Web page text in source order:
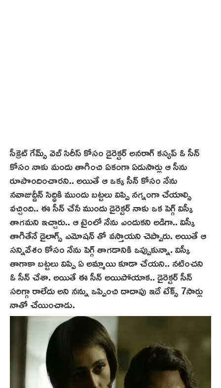
సీక్రెట్ గేమ్స్ వెబ్ సిరీస్ కోసం డైరెక్టర్ అనరాగ్ కస్య‌ప్ ఓ సీన్‌
కోసం నాకు మందు తాగించి ఏకంగా ఏడుసార్లు ఆ సీను
రూపొందించారని.. అయితే ఆ ఒక్క సీన్ కోసం నేను
నవాజుద్దీన్ సిద్ధికి ముందు బట్టలు విప్పి నగ్నంగా చేయాల్సి
వచ్చింది.. ఈ సీన్ చేసే ముందు డైరెక్టర్ నాకు ఒక పెగ్గ్‌ విస్కీ
తాగమని ఇచ్చారు.. ఆ టైంలో నేను ఎందుకని అడిగా.. విస్కీ
తాగితేనే డైలాగ్స్ ఎమోషన్ తో వస్తాయని చెప్పారు. అయితే ఆ
సన్నివేశం కోసం నేను పెగ్గ్‌ తాగడానికి ఒప్పుకున్నా. విస్కీ
తాగాకా బట్టలు విప్పి ఏ అమ్మాయి కూడా చేయని.. నటించని
ఓ సీన్ చేశా. అయితే ఈ సీన్ అయిపోయాక.. డైరెక్టర్ సీన్
సరిగ్గా రాలేదు అని నన్ను ఒప్పించి దాదాపు ఇదే టేక్స్‌ 7సార్లు
నాతో చేయించాడు.